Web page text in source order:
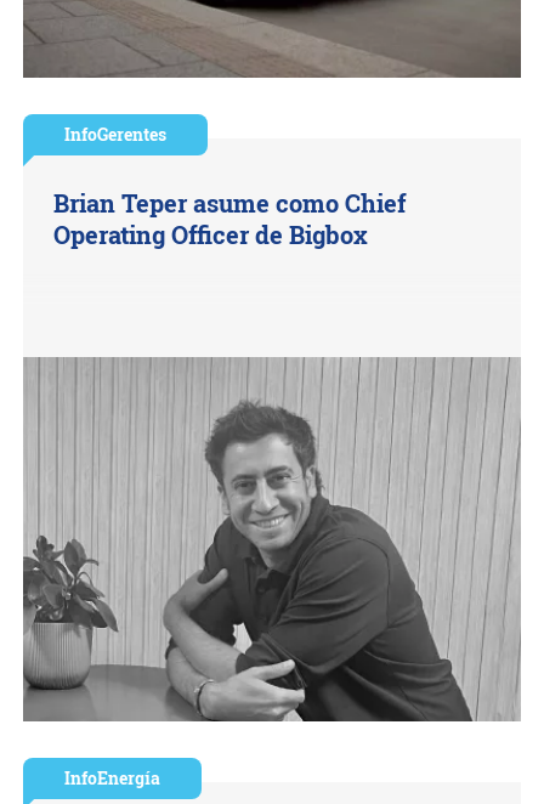
InfoGerentes
Brian Teper asume como Chief
Operating Officer de Bigbox
InfoEnergía